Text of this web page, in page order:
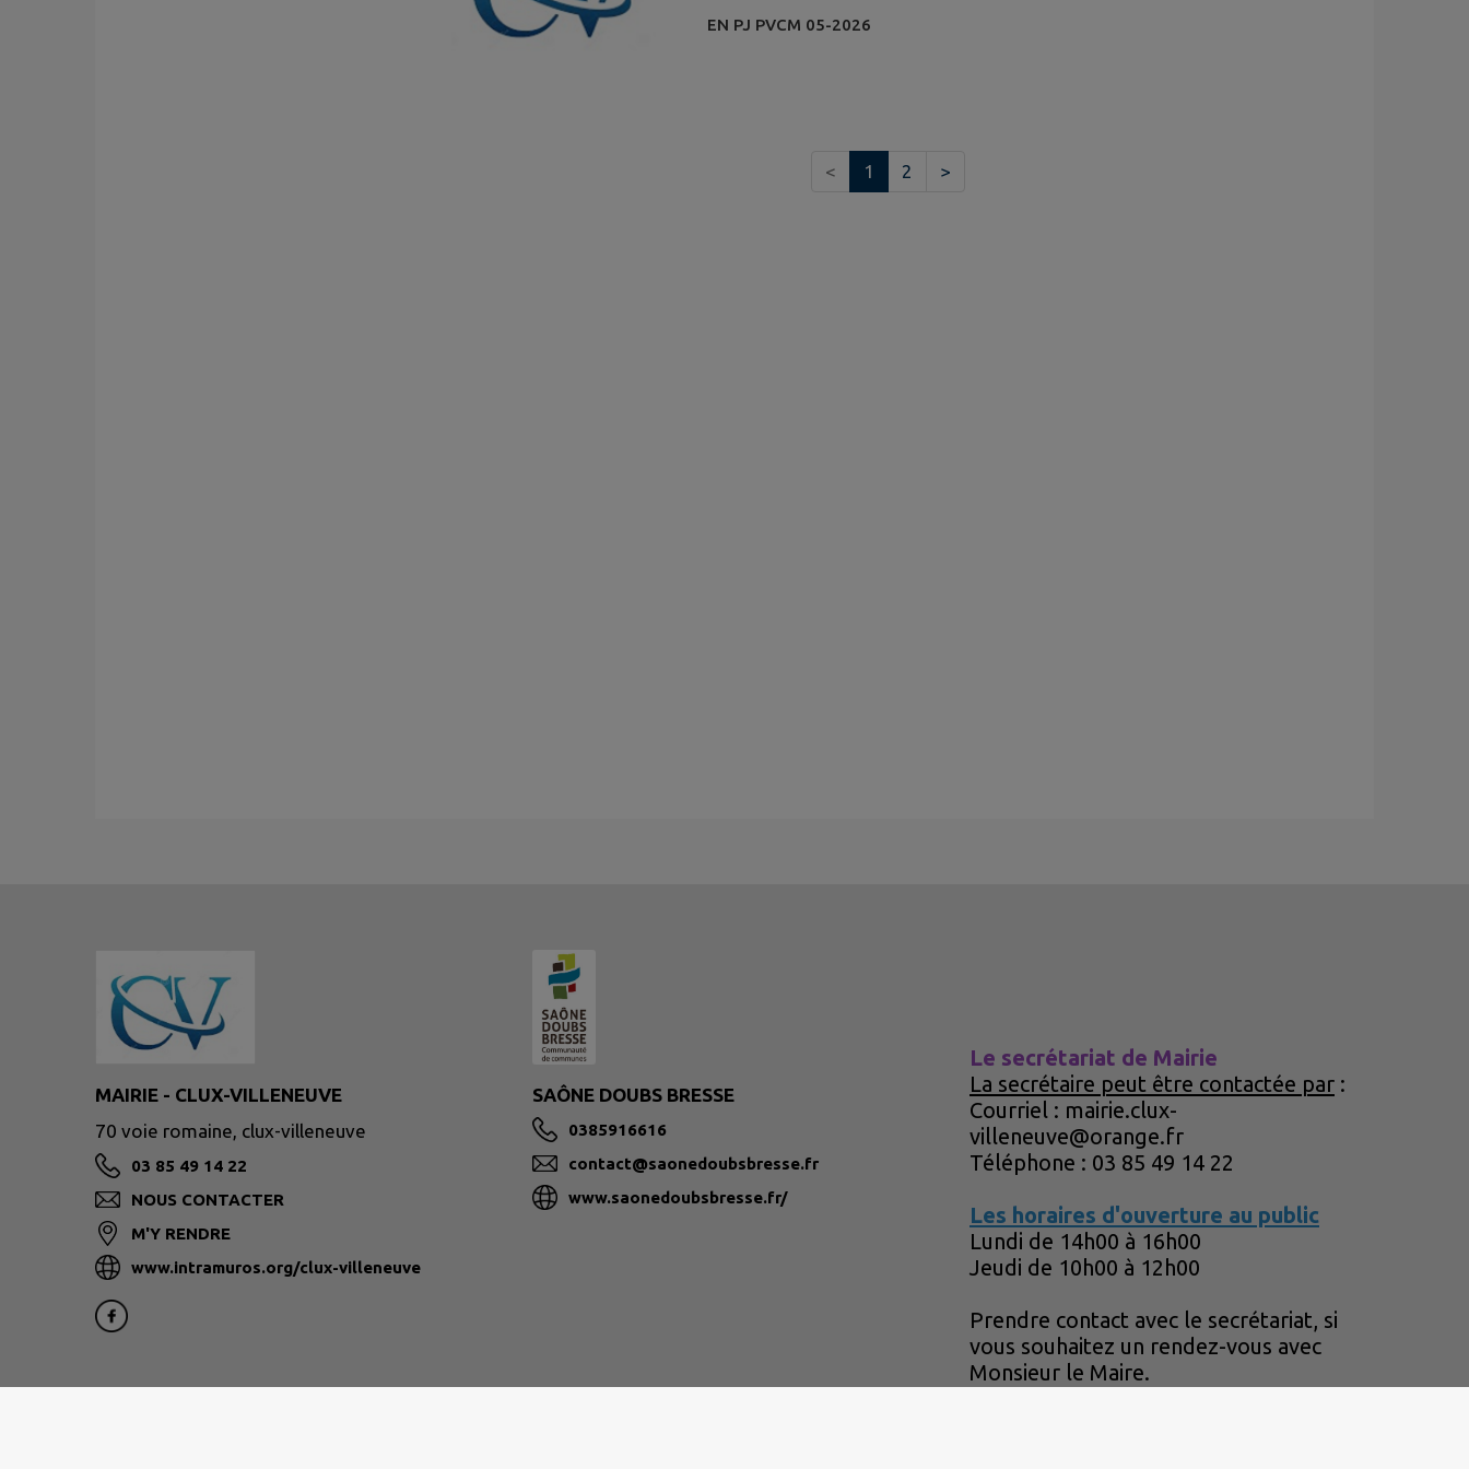
EN PJ PVCM 05-2026
< 1 2 >
MAIRIE - CLUX-VILLENEUVE
70 voie romaine, clux-villeneuve
03 85 49 14 22
NOUS CONTACTER
M'Y RENDRE
www.intramuros.org/clux-villeneuve
SAÔNE DOUBS BRESSE
0385916616
contact@saonedoubsbresse.fr
www.saonedoubsbresse.fr/
Le secrétariat de Mairie
La secrétaire peut être contactée par :
Courriel : mairie.clux-
villeneuve@orange.fr
Téléphone : 03 85 49 14 22
Les horaires d'ouverture au public
Lundi de 14h00 à 16h00
Jeudi de 10h00 à 12h00
Prendre contact avec le secrétariat, si
vous souhaitez un rendez-vous avec
Monsieur le Maire.